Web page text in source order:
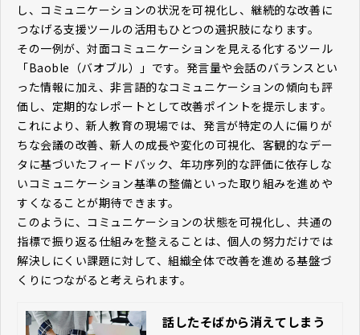
し、コミュニケーションの状況を可視化し、継続的な改善に
つなげる支援ツールの活用もひとつの選択肢になります。
その一例が、対面コミュニケーションを見える化するツール
「Baoble（バオブル）」です。発言量や会話のバランスとい
った情報に加え、非言語的なコミュニケーションの傾向も評
価し、定期的なレポートとして改善ポイントを提示します。
これにより、新人教育の現場では、発言が特定の人に偏りが
ちな会議の改善、新人の成長や変化の可視化、客観的なデー
タに基づいたフィードバック、年功序列的な評価に依存しな
いコミュニケーション基準の整備といった取り組みを進めや
すくなることが期待できます。
このように、コミュニケーションの状態を可視化し、共通の
指標で振り返る仕組みを整えることは、個人の努力だけでは
解決しにくい課題に対して、組織全体で改善を進める基盤づ
くりにつながると考えられます。
話したそばから消えてしまう